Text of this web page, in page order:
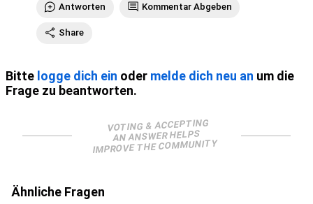
Antworten Kommentar Abgeben
Share
Bitte logge dich ein oder melde dich neu an um die
Frage zu beantworten.
VOTING & ACCEPTING
AN ANSWER HELPS
IMPROVE THE COMMUNITY
Ähnliche Fragen